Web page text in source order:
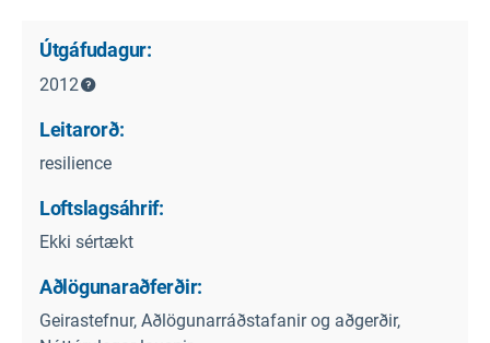
Útgáfudagur:
2012
Leitarorð:
resilience
Loftslagsáhrif:
Ekki sértækt
Aðlögunaraðferðir:
Geirastefnur, Aðlögunarráðstafanir og aðgerðir,